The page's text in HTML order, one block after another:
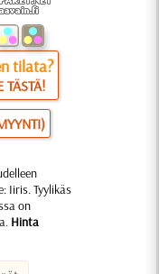
tilata?
TÄSTÄ!
Iiris. Tyylikäs
on
Hinta